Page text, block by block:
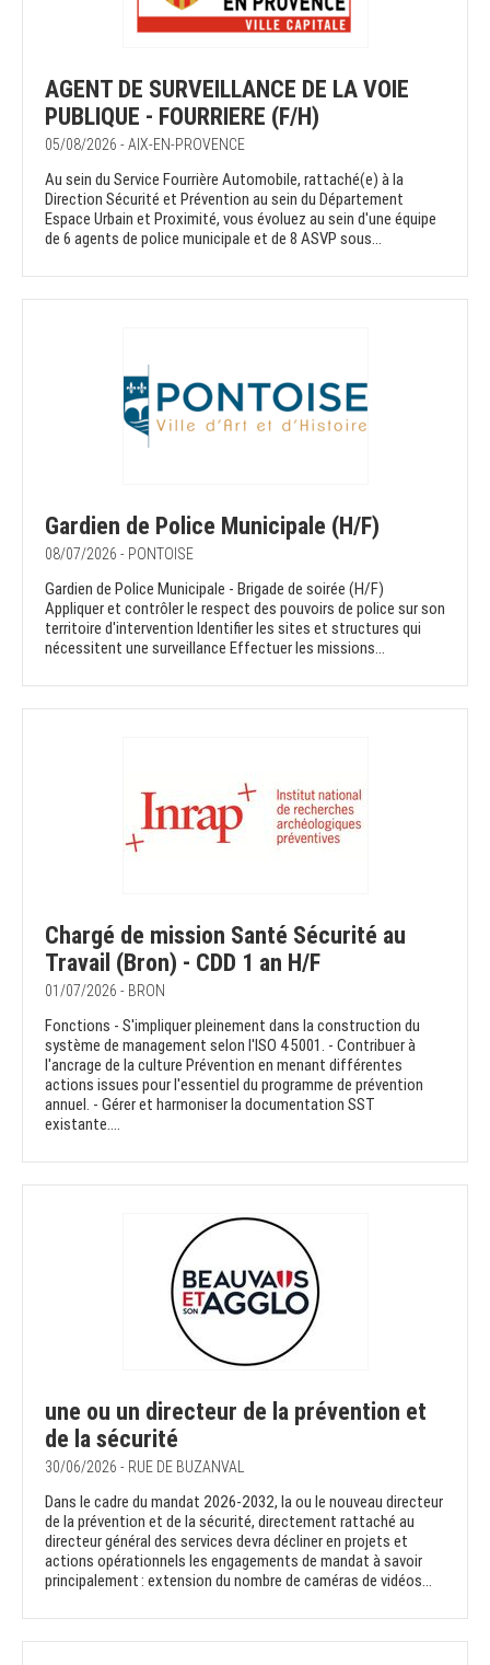
AGENT DE SURVEILLANCE DE LA VOIE
PUBLIQUE - FOURRIERE (F/H)
05/08/2026 - AIX-EN-PROVENCE
Au sein du Service Fourrière Automobile, rattaché(e) à la
Direction Sécurité et Prévention au sein du Département
Espace Urbain et Proximité, vous évoluez au sein d'une équipe
de 6 agents de police municipale et de 8 ASVP sous...
Gardien de Police Municipale (H/F)
08/07/2026 - PONTOISE
Gardien de Police Municipale - Brigade de soirée (H/F)
Appliquer et contrôler le respect des pouvoirs de police sur son
territoire d'intervention Identifier les sites et structures qui
nécessitent une surveillance Effectuer les missions...
Chargé de mission Santé Sécurité au
Travail (Bron) - CDD 1 an H/F
01/07/2026 - BRON
Fonctions - S'impliquer pleinement dans la construction du
système de management selon l'ISO 45001. - Contribuer à
l'ancrage de la culture Prévention en menant différentes
actions issues pour l'essentiel du programme de prévention
annuel. - Gérer et harmoniser la documentation SST
existante....
une ou un directeur de la prévention et
de la sécurité
30/06/2026 - RUE DE BUZANVAL
Dans le cadre du mandat 2026-2032, la ou le nouveau directeur
de la prévention et de la sécurité, directement rattaché au
directeur général des services devra décliner en projets et
actions opérationnels les engagements de mandat à savoir
principalement : extension du nombre de caméras de vidéos...